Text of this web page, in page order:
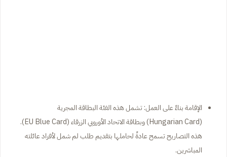
الإقامة بناءً على العمل: تشمل هذه الفئة البطاقة المجرية
(Hungarian Card) وبطاقة الاتحاد الأوروبي الزرقاء (EU Blue Card).
هذه التصاريح تسمح عادةً لحاملها بتقديم طلب لم شمل لأفراد عائلته
المباشرين.